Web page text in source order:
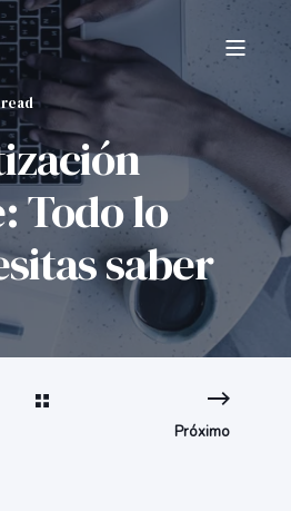
Todo lo
saber
Próximo